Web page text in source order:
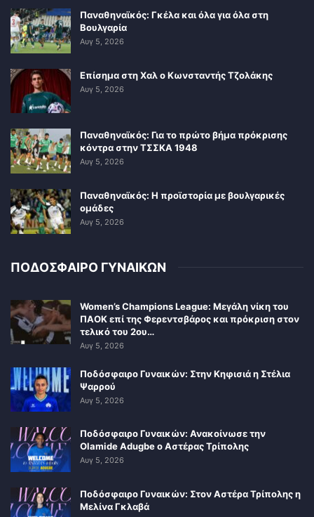
Παναθηναϊκός: Γκέλα και όλα για όλα στη
Βουλγαρία
Αυγ 5, 2026
Επίσημα στη Χαλ ο Κωνσταντής Τζολάκης
Αυγ 5, 2026
Παναθηναϊκός: Για το πρώτο βήμα πρόκρισης
κόντρα στην ΤΣΣΚΑ 1948
Αυγ 5, 2026
Παναθηναϊκός: Η προϊστορία με βουλγαρικές
ομάδες
Αυγ 5, 2026
ΠΟΔΟΣΦΑΙΡΟ ΓΥΝΑΙΚΩΝ
Women’s Champions League: Μεγάλη νίκη του
ΠΑΟΚ επί της Φερεντσβάρος και πρόκριση στον
τελικό του 2ου…
Αυγ 5, 2026
Ποδόσφαιρο Γυναικών: Στην Κηφισιά η Στέλια
Ψαρρού
Αυγ 5, 2026
Ποδόσφαιρο Γυναικών: Ανακοίνωσε την
Olamide Adugbe ο Αστέρας Τρίπολης
Αυγ 5, 2026
Ποδόσφαιρο Γυναικών: Στον Αστέρα Τρίπολης η
Μελίνα Γκλαβά